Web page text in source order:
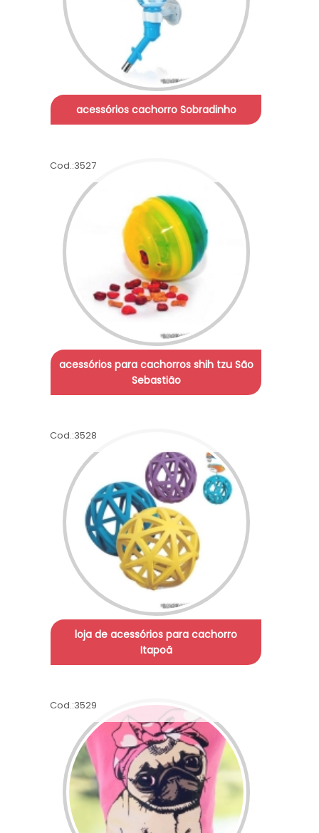
acessórios cachorro Sobradinho
Cod.:3527
acessórios para cachorros shih tzu São
Sebastião
Cod.:3528
loja de acessórios para cachorro
Itapoã
Cod.:3529